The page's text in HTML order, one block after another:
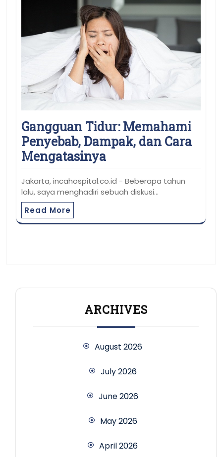
Gangguan Tidur: Memahami
Penyebab, Dampak, dan Cara
Mengatasinya
Jakarta, incahospital.co.id - Beberapa tahun
lalu, saya menghadiri sebuah diskusi…
Read More
ARCHIVES
August 2026
July 2026
June 2026
May 2026
April 2026